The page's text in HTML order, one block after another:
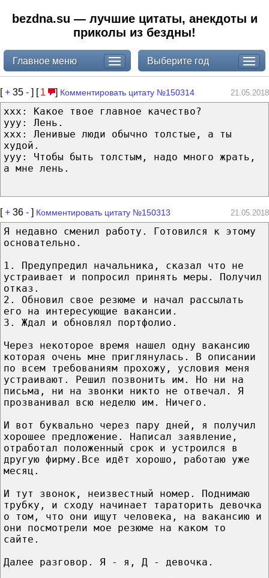
bezdna.su — лучшие цитаты, анекдоты и
приколы из бездны!
Главное меню Выберите год
[+ 35 - ] [ 1 ] Комментировать цитату №150314 21.05.2018
ххх: Какое твое главное качество?
ууу: Лень.
ххх: Ленивые люди обычно толстые, а ты
худой.
ууу: Чтобы быть толстым, надо много жрать,
а мне лень.
[+ 36 - ] Комментировать цитату №150313 21.05.2018
Я недавно сменил работу. Готовился к этому
основательно.
1. Предупредил начальника, сказал что не
устраивает и попросил принять меры. Получил
отказ.
2. Обновил свое резюме и начал рассылать
его на интересующие вакансии.
3. Ждал и обновлял портфолио.
Через некоторое время нашел одну вакансию
которая очень мне приглянулась. В описании
по всем требованиям прохожу, условия меня
устраивают. Решил позвонить им. Но ни на
письма, ни на звонки никто не отвечал. Я
прозванивал всю неделю им. Ничего.
И вот буквально через пару дней, я получил
хорошее предложение. Написал заявление,
отработал положенный срок и устроился в
другую фирму.Все идёт хорошо, работаю уже
месяц.
И тут звонок, неизвестный номер. Поднимаю
трубку, и сходу начинает тараторить девочка
о том, что они ищут человека, на вакансию и
они посмотрели мое резюме на каком то
сайте.
Далее разговор. Я - я, Д - девочка.